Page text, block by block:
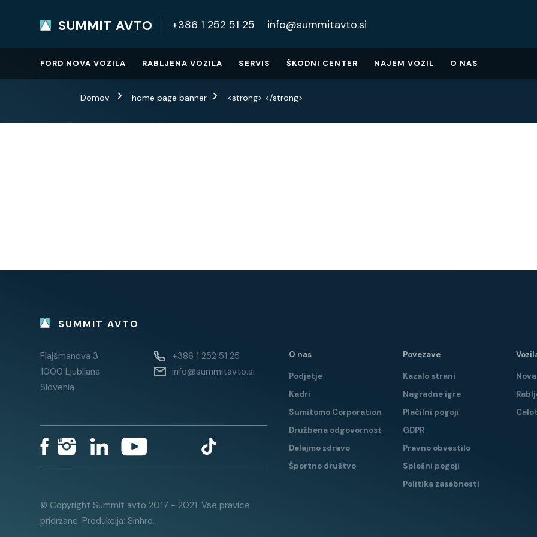
SUMMIT AVTO +386 1 252 51 25 info@summitavto.si
SUMMIT AVTO
FORD NOVA VOZILA RABLJENA VOZILA SERVIS ŠKODNI CENTER NAJEM VOZIL O NAS
Domov home page banner <strong> </strong>
SUMMIT AVTO
Flajšmanova 3
1000 Ljubljana
Slovenia
+386 1 252 51 25
info@summitavto.si
© Copyright Summit avto 2017 - 2021. Vse pravice
pridržane. Produkcija: Sinhro.
O nas
Podjetje
Kadri
Sumitomo Corporation
Družbena odgovornost
Delajmo zdravo
Športno društvo
Povezave
Kazalo strani
Nagradne igre
Plačilni pogoji
GDPR
Pravno obvestilo
Splošni pogoji
Politika zasebnosti